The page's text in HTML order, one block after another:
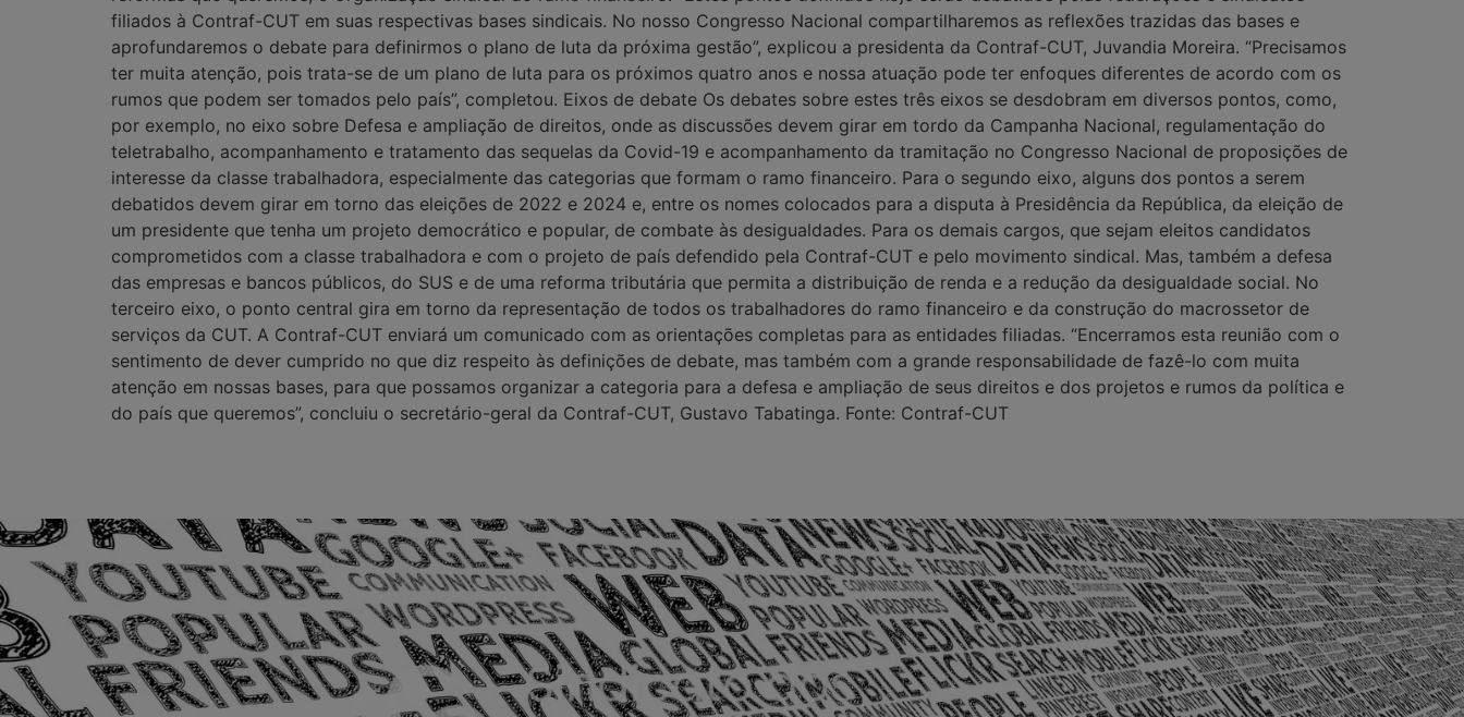
filiados à Contraf-CUT em suas respectivas bases sindicais. No nosso Congresso Nacional compartilharemos as reflexões trazidas das bases e
aprofundaremos o debate para definirmos o plano de luta da próxima gestão”, explicou a presidenta da Contraf-CUT, Juvandia Moreira. “Precisamos
ter muita atenção, pois trata-se de um plano de luta para os próximos quatro anos e nossa atuação pode ter enfoques diferentes de acordo com os
rumos que podem ser tomados pelo país”, completou. Eixos de debate Os debates sobre estes três eixos se desdobram em diversos pontos, como,
por exemplo, no eixo sobre Defesa e ampliação de direitos, onde as discussões devem girar em tordo da Campanha Nacional, regulamentação do
teletrabalho, acompanhamento e tratamento das sequelas da Covid-19 e acompanhamento da tramitação no Congresso Nacional de proposições de
interesse da classe trabalhadora, especialmente das categorias que formam o ramo financeiro. Para o segundo eixo, alguns dos pontos a serem
debatidos devem girar em torno das eleições de 2022 e 2024 e, entre os nomes colocados para a disputa à Presidência da República, da eleição de
um presidente que tenha um projeto democrático e popular, de combate às desigualdades. Para os demais cargos, que sejam eleitos candidatos
comprometidos com a classe trabalhadora e com o projeto de país defendido pela Contraf-CUT e pelo movimento sindical. Mas, também a defesa
das empresas e bancos públicos, do SUS e de uma reforma tributária que permita a distribuição de renda e a redução da desigualdade social. No
terceiro eixo, o ponto central gira em torno da representação de todos os trabalhadores do ramo financeiro e da construção do macrossetor de
serviços da CUT. A Contraf-CUT enviará um comunicado com as orientações completas para as entidades filiadas. “Encerramos esta reunião com o
sentimento de dever cumprido no que diz respeito às definições de debate, mas também com a grande responsabilidade de fazê-lo com muita
atenção em nossas bases, para que possamos organizar a categoria para a defesa e ampliação de seus direitos e dos projetos e rumos da política e
do país que queremos”, concluiu o secretário-geral da Contraf-CUT, Gustavo Tabatinga. Fonte: Contraf-CUT